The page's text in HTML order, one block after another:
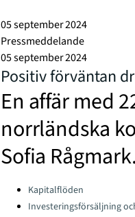
05 september 2024
Pressmeddelande
05 september 2024
Positiv förväntan
En affär med
norrländska
Sofia Rågmark.
Categories:Kapitalflöden
Investeringsförsäljning